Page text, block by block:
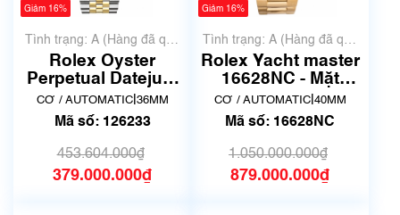
Giảm 16%
Tình trạng: A (Hàng đã qua
sử dụng nhưng rất đẹp,
không có xước)
Rolex Oyster
Perpetual Datejust
36, ref. 126233, mặt
số vàng họa tiết lá
CƠ / AUTOMATIC| 36MM
Mã số: 126233
453.604.000₫
379.000.000₫
Giảm 16%
Tình trạng: A (Hàng đã qua
sử dụng nhưng rất đẹp,
không có xước)
Rolex Yacht master
16628NC - Mặt
khảm trai đen |
Hàng qua sử dụng
CƠ / AUTOMATIC| 40MM
Mã số: 16628NC
1.050.000.000₫
879.000.000₫